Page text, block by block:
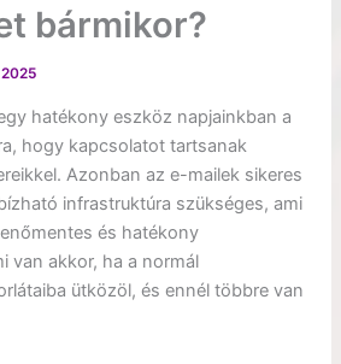
bármikor?
hatékony eszköz napjainkban a
hogy kapcsolatot tartsanak
Azonban az e-mailek sikeres
infrastruktúra szükséges, ami
és hatékony
van akkor, ha a normál
ütközöl, és ennél többre van